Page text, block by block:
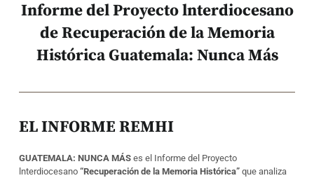
Informe del Proyecto lnterdiocesano
de Recuperación de la Memoria
Histórica Guatemala: Nunca Más
EL INFORME REMHI
GUATEMALA: NUNCA MÁSes el Informe del Proyecto
lnterdiocesano “Recuperación de la Memoria Histórica”que analiza